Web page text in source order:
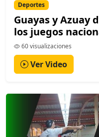
Deportes
Guayas y Azuay
los juegos
60 visualizaciones
Ver Video